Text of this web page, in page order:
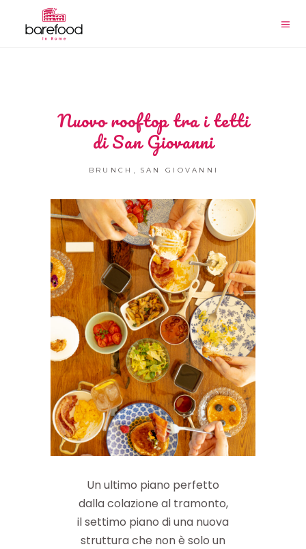
Nuovo rooftop tra i tetti
di San Giovanni
BRUNCH SAN GIOVANNI
Un ultimo piano perfetto
dalla colazione al tramonto,
il settimo piano di una nuova
struttura che non è solo un